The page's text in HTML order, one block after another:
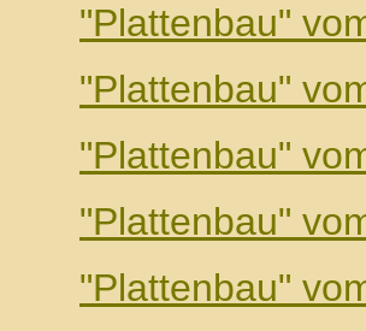
"Plattenbau"
"Plattenbau"
"Plattenbau"
"Plattenbau"
"Plattenbau"